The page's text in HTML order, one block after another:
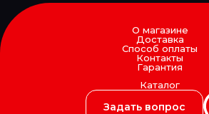
О магазине
Доставка
Способ оплаты
Контакты
Гарантия
Каталог
Задать вопрос